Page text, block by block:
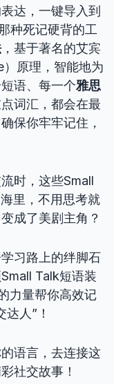
达，一键导入到
种死记硬背的工
，基于著名的艾宾
原理，智能地为
语、每一个雅思
词汇，都会在最
保你牢牢记住，
时，这些Small
里，不用思考就
成了美剧主角？
习路上的绊脚石
Talk短语装
力量帮你高效记
人”！
语言，去连接这
社交故事！